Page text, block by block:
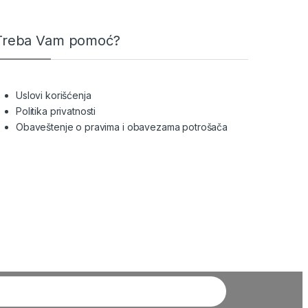
Vam pomoć?
Uslovi korišćenja
Politika privatnosti
Obaveštenje o pravima i obavezama potrošača